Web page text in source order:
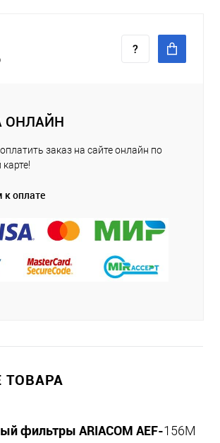
ОНЛАЙН
заказ на сайте онлайн по
оплате
фильтры ARIACOM AEF-156M